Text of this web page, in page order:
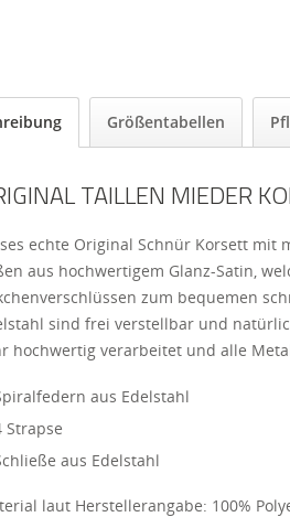
Größentabellen
TAILLEN MIEDER
echte Original Schnür Korsett
aus hochwertigem Glanz-Satin,
zum bequemen
sind frei verstellbar und
hochwertig verarbeitet und alle
aus Edelstahl
Strapse
aus Edelstahl
laut Herstellerangabe: 100%